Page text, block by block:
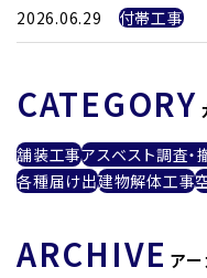
2026.06.29 付帯工事
CATEGORY
舗装工事アスベスト調査・
各種届け出建物解体工事
ARCHIVE アー